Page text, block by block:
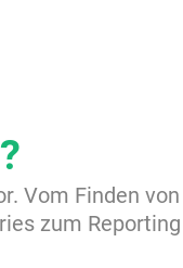
Vom Finden von
zum Reporting